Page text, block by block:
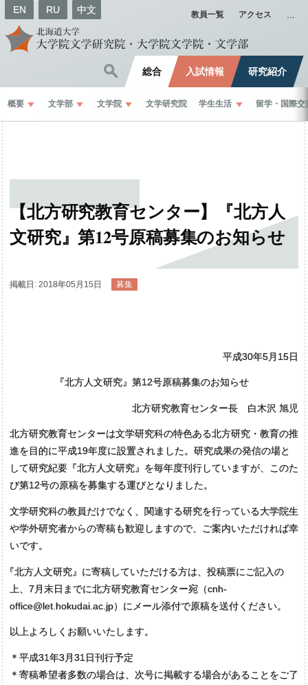
EN RU 中文 教員一覧 アクセス
総合 入試情報 研究紹介
概要 文学部 文学院 文学研究院 学生生活 留学 ・ 国際交
【北方研究教育センター】
『北方人
文研究』第12号原稿募集のお知らせ
掲載日: 2018年05月15日 募集
平成30年5月15日
『北方人文研究』第12号原稿募集のお知らせ
北方研究教育センター長 白木沢 旭児
北方研究教育センターは文学研究科の特色ある北方研究・教育の推
進を目的に平成19年度に設置されました。研究成果の発信の場と
して研究紀要『北方人文研究』を毎年度刊行していますが、このた
び第12号の原稿を募集する運びとなりました。
文学研究科の教員だけでなく、関連する研究を行っている大学院生
や学外研究者からの寄稿も歓迎しますので、ご案内いただければ幸
いです。
『北方人文研究』に寄稿していただける方は、投稿票にご記入の
上、7月末日までに北方研究教育センター宛（cnh-
office@let.hokudai.ac.jp）にメール添付で原稿を送付ください。
以上よろしくお願いいたします。
＊平成31年3月31日刊行予定
＊寄稿希望者多数の場合は、次号に掲載する場合があることをご了